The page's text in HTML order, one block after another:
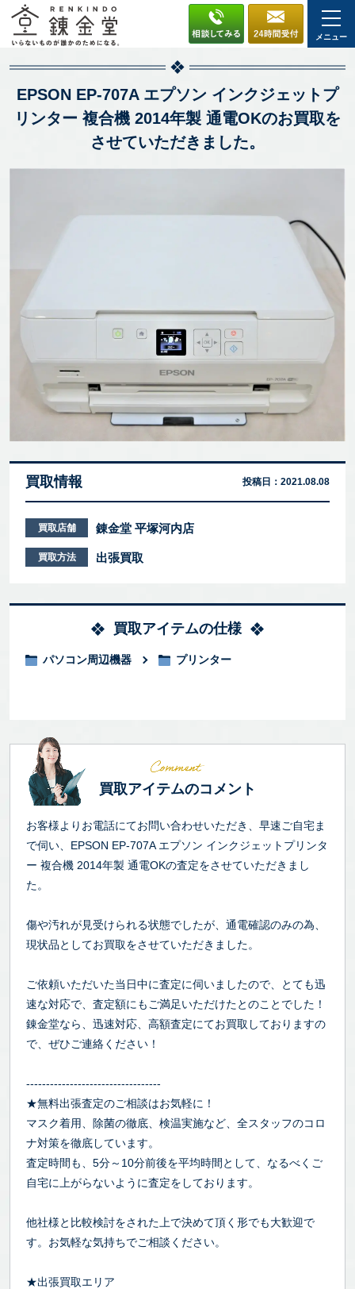
メニュー
EPSON EP-707A エプソン インクジェットプ
リンター 複合機 2014年製 通電OKのお買取を
させていただきました。
買取情報 投稿日： 2021.08.08
買取店舗 錬金堂 平塚河内店
買取方法 出張買取
買取アイテムの仕様
パソコン周辺機器 プリンター
買取アイテムのコメント
お客様よりお電話にてお問い合わせいただき、早速ご自宅ま
で伺い、EPSON EP-707A エプソン インクジェットプリンタ
ー 複合機 2014年製 通電OKの査定をさせていただきまし
た。
傷や汚れが見受けられる状態でしたが、通電確認のみの為、
現状品としてお買取をさせていただきました。
ご依頼いただいた当日中に査定に伺いましたので、とても迅
速な対応で、査定額にもご満足いただけたとのことでした！
錬金堂なら、迅速対応、高額査定にてお買取しておりますの
で、ぜひご連絡ください！
----------------------------------
★無料出張査定のご相談はお気軽に！
マスク着用、除菌の徹底、検温実施など、全スタッフのコロ
ナ対策を徹底しています。
査定時間も、5分～10分前後を平均時間として、なるべくご
自宅に上がらないように査定をしております。
他社様と比較検討をされた上で決めて頂く形でも大歓迎で
す。お気軽な気持ちでご相談ください。
★出張買取エリア